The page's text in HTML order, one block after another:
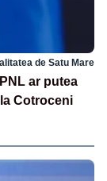
de Satu Mare
ar putea
Cotroceni